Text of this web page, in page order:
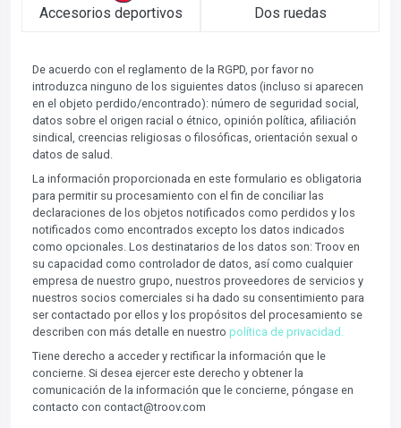
Accesorios deportivos Dos ruedas
De acuerdo con el reglamento de la RGPD, por favor no
introduzca ninguno de los siguientes datos (incluso si aparecen
en el objeto perdido/encontrado): número de seguridad social,
datos sobre el origen racial o étnico, opinión política, afiliación
sindical, creencias religiosas o filosóficas, orientación sexual o
datos de salud.
La información proporcionada en este formulario es obligatoria
para permitir su procesamiento con el fin de conciliar las
declaraciones de los objetos notificados como perdidos y los
notificados como encontrados excepto los datos indicados
como opcionales. Los destinatarios de los datos son: Troov en
su capacidad como controlador de datos, así como cualquier
empresa de nuestro grupo, nuestros proveedores de servicios y
nuestros socios comerciales si ha dado su consentimiento para
ser contactado por ellos y los propósitos del procesamiento se
describen con más detalle en nuestro política de privacidad.
Tiene derecho a acceder y rectificar la información que le
concierne. Si desea ejercer este derecho y obtener la
comunicación de la información que le concierne, póngase en
contacto con contact@troov.com